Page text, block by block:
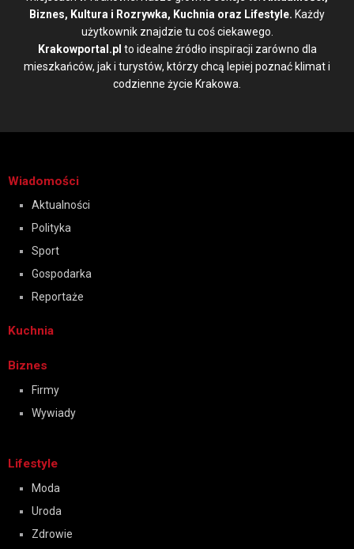
Biznes, Kultura i Rozrywka, Kuchnia oraz Lifestyle. Każdy
użytkownik znajdzie tu coś ciekawego.
Krakowportal.pl to idealne źródło inspiracji zarówno dla
mieszkańców, jak i turystów, którzy chcą lepiej poznać klimat i
codzienne życie Krakowa.
Wiadomości
Aktualności
Polityka
Sport
Gospodarka
Reportaże
Kuchnia
Biznes
Firmy
Wywiady
Lifestyle
Moda
Uroda
Zdrowie